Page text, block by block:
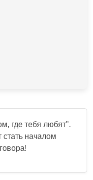
где тебя любят".
началом